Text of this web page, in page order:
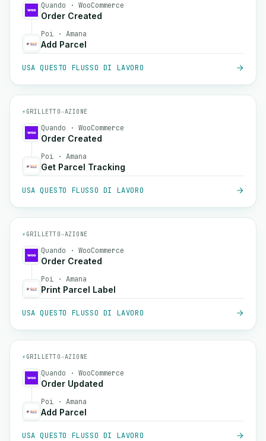
Quando · WooCommerce
Order Created
Poi · Amana
Add Parcel
USA QUESTO FLUSSO DI LAVORO
⚡ GRILLETTO→AZIONE
Quando · WooCommerce
Order Created
Poi · Amana
Get Parcel Tracking
USA QUESTO FLUSSO DI LAVORO
⚡ GRILLETTO→AZIONE
Quando · WooCommerce
Order Created
Poi · Amana
Print Parcel Label
USA QUESTO FLUSSO DI LAVORO
⚡ GRILLETTO→AZIONE
Quando · WooCommerce
Order Updated
Poi · Amana
Add Parcel
USA QUESTO FLUSSO DI LAVORO